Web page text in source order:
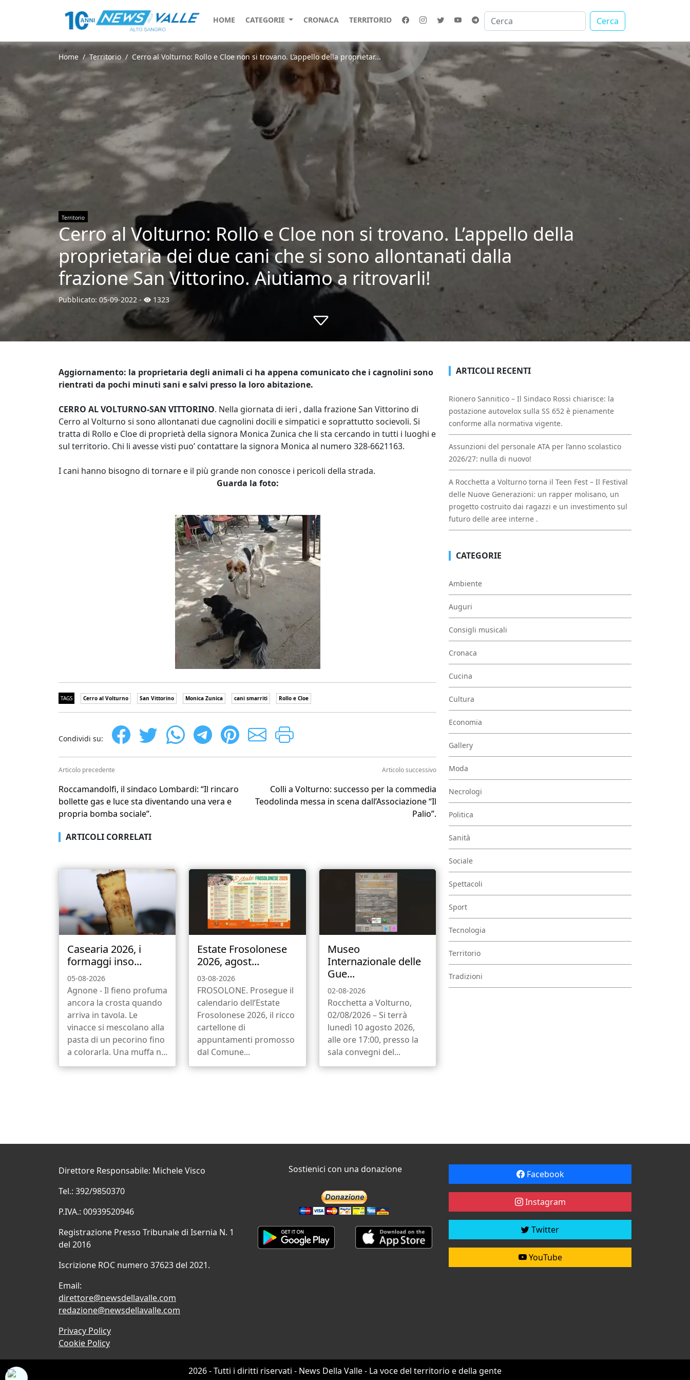
HOME CATEGORIE CRONACA TERRITORIO Cerca
Home Territorio Cerro al Volturno: Rollo e Cloe non si trovano. L’appello della proprietar...
Territorio
Cerro al Volturno: Rollo e Cloe non si trovano. L’appello della
proprietaria dei due cani che si sono allontanati dalla
frazione San Vittorino. Aiutiamo a ritrovarli!
Pubblicato: 05-09-2022 - 1323
Aggiornamento: la proprietaria degli animali ci ha appena comunicato che i cagnolini sono
rientrati da pochi minuti sani e salvi presso la loro abitazione.
CERRO AL VOLTURNO-SAN VITTORINO. Nella giornata di ieri , dalla frazione San Vittorino di
Cerro al Volturno si sono allontanati due cagnolini docili e simpatici e soprattutto socievoli. Si
tratta di Rollo e Cloe di proprietà della signora Monica Zunica che li sta cercando in tutti i luoghi e
sul territorio. Chi li avesse visti puo’ contattare la signora Monica al numero 328-6621163.
I cani hanno bisogno di tornare e il più grande non conosce i pericoli della strada.
Guarda la foto:
TAGS Cerro al Volturno San Vittorino Monica Zunica cani smarriti Rollo e Cloe
Condividi su:
Articolo precedente
Roccamandolfi, il sindaco Lombardi: “Il rincaro
bollette gas e luce sta diventando una vera e
propria bomba sociale”.
Articolo successivo
Colli a Volturno: successo per la commedia
Teodolinda messa in scena dall’Associazione “Il
Palio”.
ARTICOLI CORRELATI
Casearia 2026, i
formaggi inso...
05-08-2026
Agnone - Il fieno profuma
ancora la crosta quando
arriva in tavola. Le
vinacce si mescolano alla
pasta di un pecorino fino
a colorarla. Una muffa n...
Estate Frosolonese
2026, agost...
03-08-2026
FROSOLONE. Prosegue il
calendario dell’Estate
Frosolonese 2026, il ricco
cartellone di
appuntamenti promosso
dal Comune...
Museo
Internazionale delle
Gue...
02-08-2026
Rocchetta a Volturno,
02/08/2026 – Si terrà
lunedì 10 agosto 2026,
alle ore 17:00, presso la
sala convegni del...
ARTICOLI RECENTI
Rionero Sannitico – Il Sindaco Rossi chiarisce: la
postazione autovelox sulla SS 652 è pienamente
conforme alla normativa vigente.
Assunzioni del personale ATA per l’anno scolastico
2026/27: nulla di nuovo!
A Rocchetta a Volturno torna il Teen Fest – Il Festival
delle Nuove Generazioni: un rapper molisano, un
progetto costruito dai ragazzi e un investimento sul
futuro delle aree interne .
CATEGORIE
Ambiente
Auguri
Consigli musicali
Cronaca
Cucina
Cultura
Economia
Gallery
Moda
Necrologi
Politica
Sanità
Sociale
Spettacoli
Sport
Tecnologia
Territorio
Tradizioni
Direttore Responsabile: Michele Visco
Tel.: 392/9850370
P.IVA.: 00939520946
Registrazione Presso Tribunale di Isernia N. 1
del 2016
Iscrizione ROC numero 37623 del 2021.
Email:
direttore@newsdellavalle.com
redazione@newsdellavalle.com
Privacy Policy
Cookie Policy
Sostienici con una donazione Facebook
Instagram
Twitter
YouTube
2026 - Tutti i diritti riservati - News Della Valle - La voce del territorio e della gente